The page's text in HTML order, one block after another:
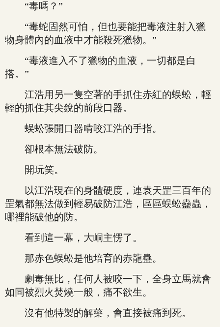
“毒嗎？”
“毒蛇固然可怕，但也要能把毒液注射入獵
物身體內的血液中才能殺死獵物。”
“毒液進入不了獵物的血液，一切都是白
搭。”
江浩用另一隻空著的手抓住赤紅的蜈蚣，輕
輕的抓住其尖銳的前段口器。
蜈蚣張開口器啃咬江浩的手指。
卻根本無法破防。
開玩笑。
以江浩現在的身體硬度，連袁天罡三百年的
罡氣都無法做到輕易破防江浩，區區蜈蚣蠱蟲，
哪裡能破他的防。
看到這一幕，大峒主愣了。
那赤色蜈蚣是他培育的赤龍蠱。
劇毒無比，任何人被咬一下，全身立馬就會
如同被烈火焚燒一般，痛不欲生。
沒有他特製的解藥，會直接被痛到死。